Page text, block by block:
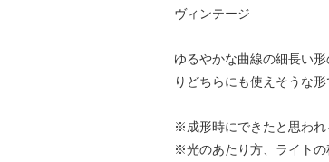
ヴィンテージ
ゆるやかな曲線の細長い
りどちらにも使えそうな形
※成形時にできたと思われ
※光のあたり方、ライトの